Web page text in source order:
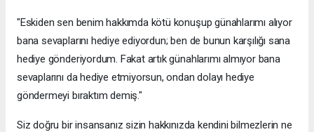
"Eskiden sen benim hakkımda kötü konuşup günahlarımı alıyor
bana sevaplarını hediye ediyordun; ben de bunun karşılığı sana
hediye gönderiyordum. Fakat artık günahlarımı almıyor bana
sevaplarını da hediye etmiyorsun, ondan dolayı hediye
göndermeyi bıraktım demiş."
Siz doğru bir insansanız sizin hakkınızda kendini bilmezlerin ne